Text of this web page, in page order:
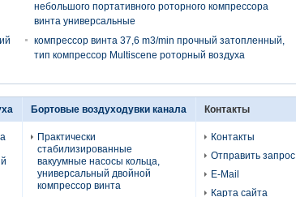
небольшого портативного роторного компрессора
винта универсальные
компрессор винта 37,6 m3/min прочный затопленный,
тип компрессор Multiscene роторный воздуха
Бортовые воздуходувки канала
Практически
стабилизированные
вакуумные насосы кольца,
универсальный двойной
компрессор винта
Контакты
Контакты
Отправить запрос
E-Mail
Карта сайта